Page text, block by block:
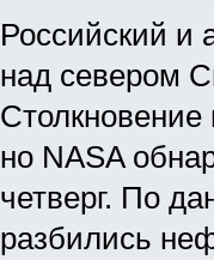
Российский и
над севером
Столкновение
но NASA
четверг. По
разбились